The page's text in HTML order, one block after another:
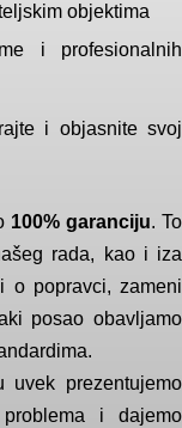
objektima
i profesionalnih
i objasnite svoj
100% garanciju. To
rada, kao i iza
o popravci, zameni
posao obavljamo
uvek prezentujemo
i dajemo